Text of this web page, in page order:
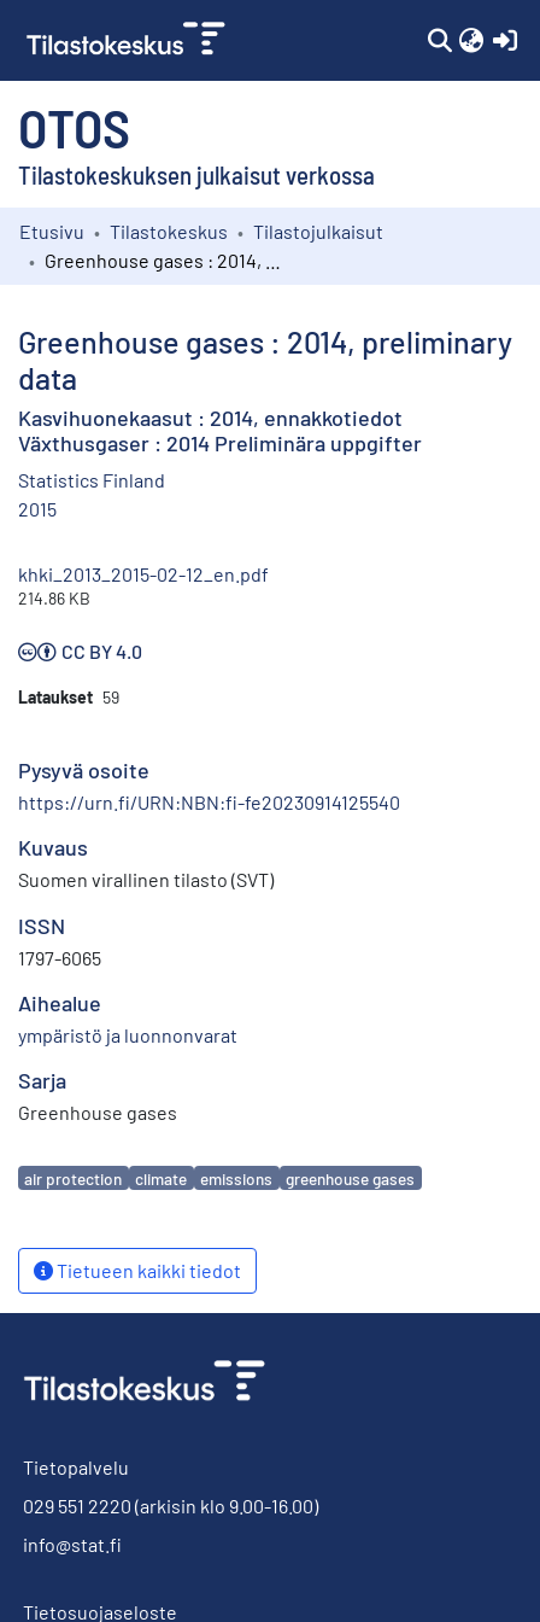
OTOS
Tilastokeskuksen julkaisut verkossa
Kokoelmat
Etusivu Tilastokeskus
Tilastojulkaisut
Greenhouse gases : 2014, preliminary
data
Kasvihuonekaasut : 2014, ennakkotiedot
Växthusgaser : 2014 Preliminära uppgifter
Statistics Finland
2015
khki_2013_2015-02-12_en.pdf
214.86 KB
CC BY 4.0
Lataukset 59
Pysyvä osoite
https://urn.fi/URN:NBN:fi-fe20230914125540
Kuvaus
Suomen virallinen tilasto (SVT)
ISSN
1797-6065
Aihealue
ympäristö ja luonnonvarat
Sarja
Greenhouse gases
Avainsanat
air protection climate emissions greenhouse gases
Tietueen kaikki tiedot
Tietopalvelu
029 551 2220 (arkisin klo 9.00-16.00)
info@stat.fi
Tietosuojaseloste